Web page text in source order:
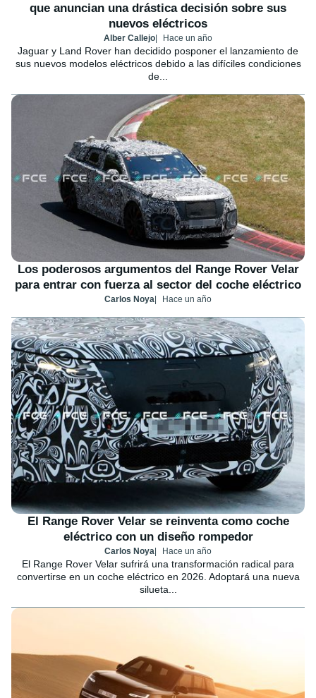
que anuncian una drástica decisión sobre sus
nuevos eléctricos
Alber Callejo Hace un año
Jaguar y Land Rover han decidido posponer el lanzamiento de
sus nuevos modelos eléctricos debido a las difíciles condiciones
de...
Los poderosos argumentos del Range Rover Velar
para entrar con fuerza al sector del coche eléctrico
Carlos Noya Hace un año
El Range Rover Velar se reinventa como coche
eléctrico con un diseño rompedor
Carlos Noya Hace un año
El Range Rover Velar sufrirá una transformación radical para
convertirse en un coche eléctrico en 2026. Adoptará una nueva
silueta...